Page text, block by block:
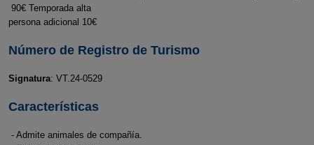
90€ Temporada alta
persona adicional 10€
Número de Registro de Turismo
Signatura: VT.24-0529
Características
- Admite animales de compañía.